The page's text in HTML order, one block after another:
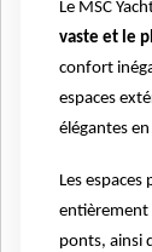
Le MSC
vaste et le
confort
espaces
élégantes
Les
entièrement
ponts, ainsi